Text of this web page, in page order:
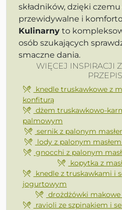
składników, dzięki
przewidywalne i
Kulinarny to
osób szukających
smaczne dania.
WIĘCEJ INSPIRACJI
knedle truskawkowe z
konfiturą
dżem truskawkowo-
palmowym
sernik z palonym
lody z palonym
gnocchi z palonym
kopytka z
knedle z truskawkami i
jogurtowym
drożdżówki
ravioli ze szpinakiem i